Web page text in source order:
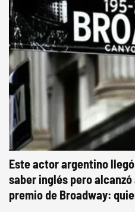
Este actor argentino
saber inglés pero alcanzó
premio de Broadway: